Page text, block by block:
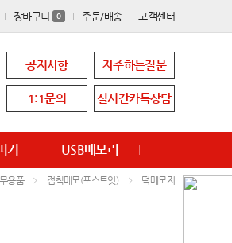
장바구니 0 주문/배송 고객센터
공지사항 자주하는질문
1:1문의 실시간카톡상담
커 USB메모리
용품 접착메모(포스트잇) 떡메모지